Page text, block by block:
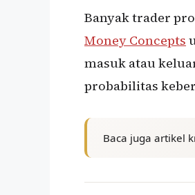
Banyak trader
Money Concepts
masuk atau
probabilitas
Baca juga artikel